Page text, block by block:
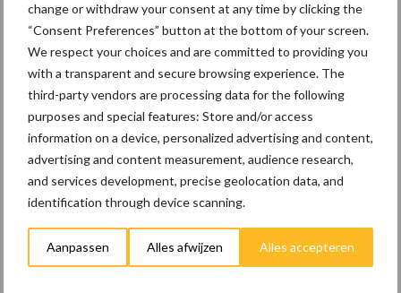
change or withdraw your consent at any time by clicking the
“Consent Preferences” button at the bottom of your screen.
We respect your choices and are committed to providing you
with a transparent and secure browsing experience. The
third-party vendors are processing data for the following
purposes and special features: Store and/or access
information on a device, personalized advertising and content,
advertising and content measurement, audience research,
and services development, precise geolocation data, and
identification through device scanning.
Aanpassen Alles afwijzen Alles accepteren
Toon meer